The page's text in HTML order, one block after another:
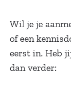
Wil je je
of een
eerst in. Heb
dan verder: